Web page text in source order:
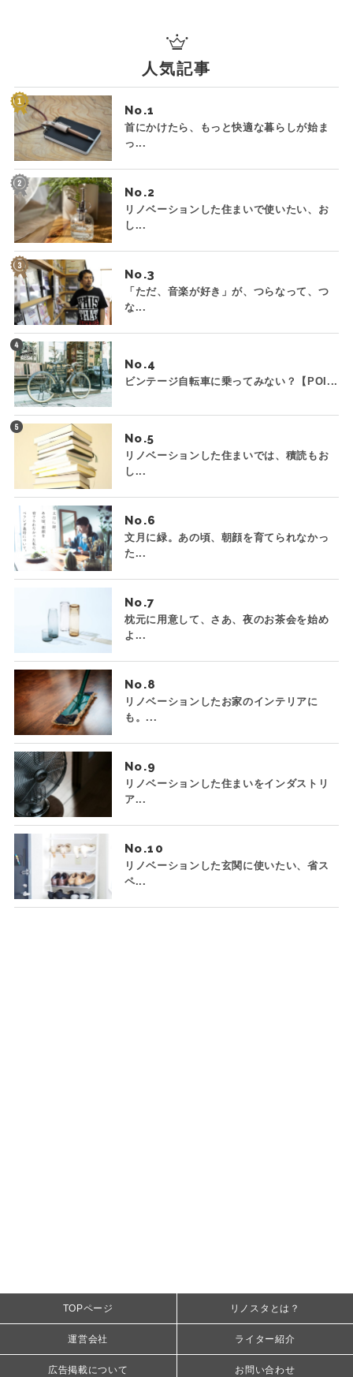
人気記事
No.
首にかけたら、もっと快適な暮らしが始ま
っ...
No.
リノベーションした住まいで使いたい、お
し...
No.
「ただ、音楽が好き」が、つらなって、つ
な...
No.
ビンテージ自転車に乗ってみない？【POI...
No.
リノベーションした住まいでは、積読もお
し...
No.
文月に緑。あの頃、朝顔を育てられなかっ
た...
No.
枕元に用意して、さあ、夜のお茶会を始め
よ...
No.
リノベーションしたお家のインテリアに
も。...
No.
リノベーションした住まいをインダストリ
ア...
No.
リノベーションした玄関に使いたい、省ス
ペ...
TOPページ リノスタとは？
運営会社 ライター紹介
広告掲載について お問い合わせ